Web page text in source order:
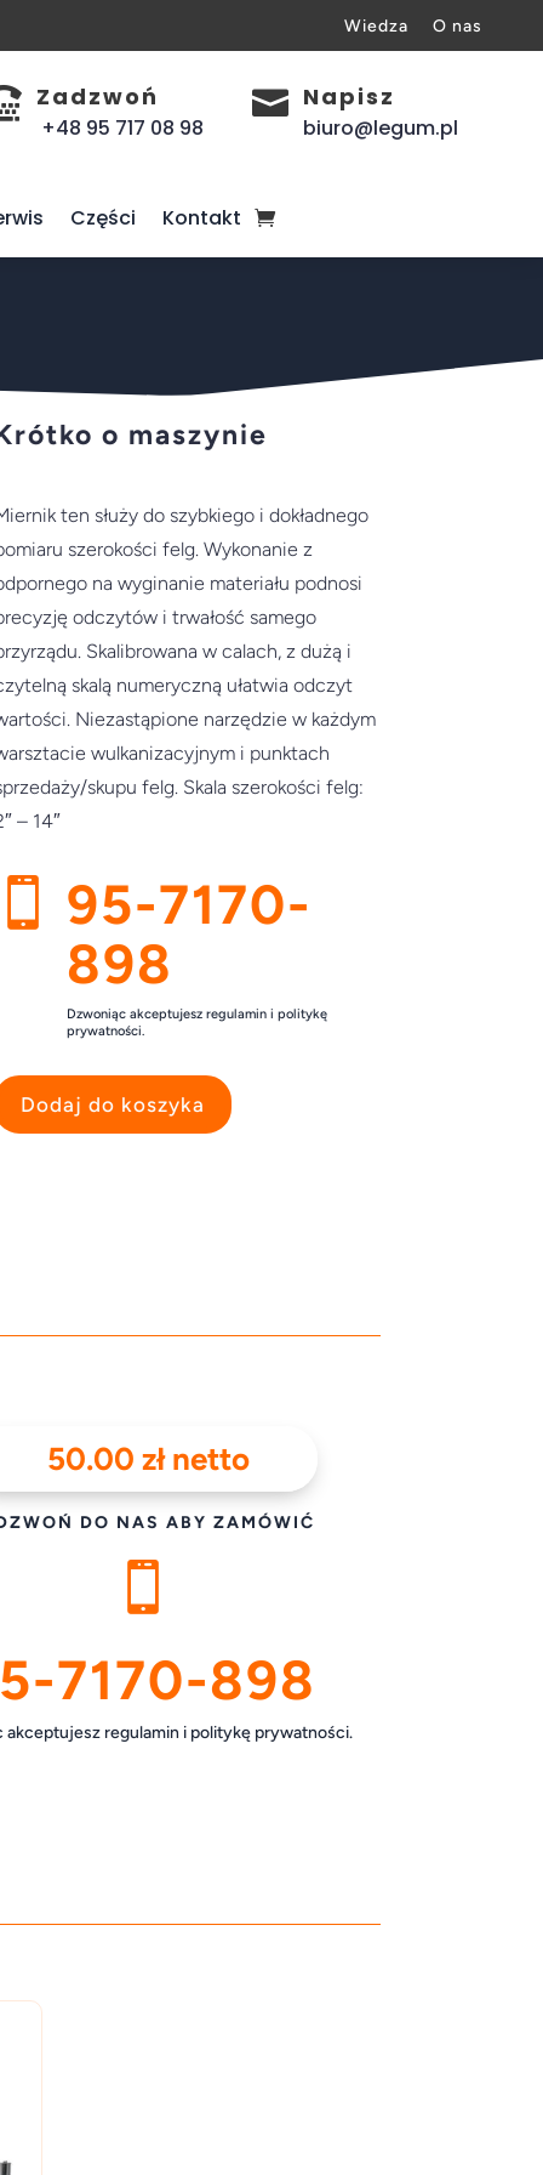
Wiedza O nas
Zadzwoń
+48 95 717 08 98
 Napisz
biuro@legum.pl
Części Kontakt
o maszynie
ten służy do szybkiego i dokładnego
szerokości felg. Wykonanie z
na wyginanie materiału podnosi
odczytów i trwałość samego
Skalibrowana w calach, z dużą i
skalą numeryczną ułatwia odczyt
Niezastąpione narzędzie w każdym
wulkanizacyjnym i punktach
skupu felg. Skala szerokości felg:
– 14″
95-7170-
898
Dzwoniąc akceptujesz regulamin i politykę
prywatności.
Dodaj do koszyka
50.00 zł netto
DO NAS ABY ZAMÓWIĆ

7170-898
akceptujesz regulamin i politykę prywatności.